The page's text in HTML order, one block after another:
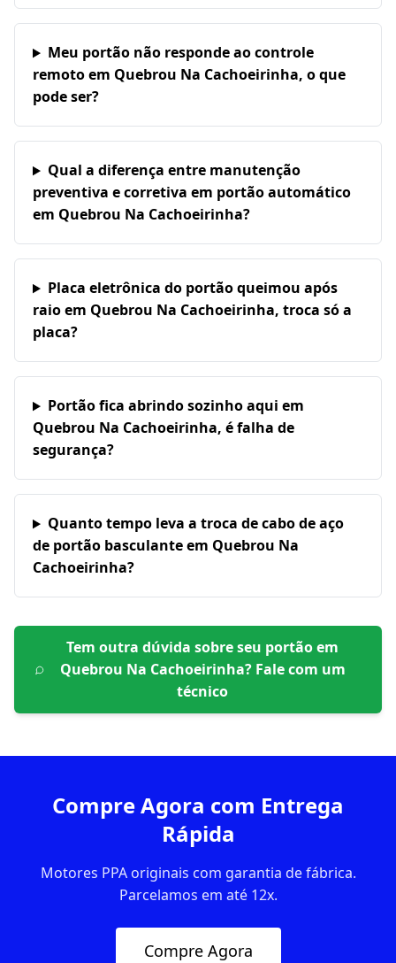
Meu portão não responde ao controle
remoto em Quebrou Na Cachoeirinha, o que
pode ser?
Qual a diferença entre manutenção
preventiva e corretiva em portão automático
em Quebrou Na Cachoeirinha?
Placa eletrônica do portão queimou após
raio em Quebrou Na Cachoeirinha, troca só a
placa?
Portão fica abrindo sozinho aqui em
Quebrou Na Cachoeirinha, é falha de
segurança?
Quanto tempo leva a troca de cabo de aço
de portão basculante em Quebrou Na
Cachoeirinha?
Tem outra dúvida sobre seu portão em
Quebrou Na Cachoeirinha? Fale com um
técnico
Compre Agora com Entrega
Rápida
Motores PPA originais com garantia de fábrica.
Parcelamos em até 12x.
Compre Agora